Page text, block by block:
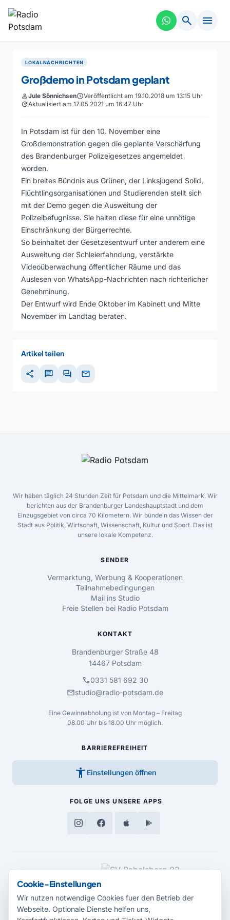
search menu
LOKALNACHRICHTEN
Großdemo in Potsdam geplant
personJule SönnichsenscheduleVeröffentlicht am 19.10.2018 um 13:15 Uhr
updateAktualisiert am 17.05.2021 um 16:47 Uhr
In Potsdam ist für den 10. November eine
Großdemonstration gegen die geplante Verschärfung
des Brandenburger Polizeigesetzes angemeldet
worden.
Ein breites Bündnis aus Grünen, der Linksjugend Solid,
Flüchtlingsorganisationen und Studierenden stellt sich
mit der Demo gegen die Ausweitung der
Polizeibefugnisse. Sie halten diese für eine unnötige
Einschränkung der Bürgerrechte.
So beinhaltet der Gesetzesentwurf unter anderem eine
Ausweitung der Schleierfahndung, verstärkte
Videoüberwachung öffentlicher Räume und das
Auslesen von WhatsApp-Nachrichten nach richterlicher
Genehminung.
Der Entwurf wird Ende Oktober im Kabinett und Mitte
November im Landtag beraten.
Artikel teilen
share chat forum mail
Wir haben täglich 24 Stunden Zeit für Potsdam und die Mittelmark. Wir
berichten aus der Brandenburger Landeshauptstadt und dem
Einzugsgebiet von circa 70 Kilometern. Wir bündeln das Wissen der
Stadt aus Politik, Wirtschaft, Wissenschaft, Kultur und Sport. Das ist
unsere lokale Kompetenz.
SENDER
Vermarktung, Werbung & Kooperationen
Teilnahmebedingungen
Mail ins Studio
Freie Stellen bei Radio Potsdam
KONTAKT
Brandenburger Straße 48
14467 Potsdam
call0331 581 692 30
mailstudio@radio-potsdam.de
Eine Gewinnabholung ist von Montag – Freitag
08.00 Uhr bis 18.00 Uhr möglich.
BARRIEREFREIHEIT
accessibility_new Einstellungen öffnen
FOLGE UNS UNSERE APPS
MEDIENPARTNER
Cookie-Einstellungen
Wir nutzen notwendige Cookies fuer den Betrieb der
Webseite. Optionale Dienste helfen uns,